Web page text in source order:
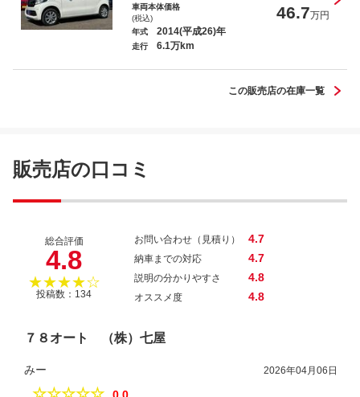
車両本体価格
(税込)
46.7万円
年式 2014(平成26)年
走行 6.1万km
この販売店の在庫一覧
販売店の口コミ
総合評価
4.8
★★★★☆
投稿数：134
お問い合わせ（見積り） 4.7
納車までの対応 4.7
説明の分かりやすさ 4.8
オススメ度 4.8
７８オート （株）七屋
みー 2026年04月06日
☆☆☆☆☆